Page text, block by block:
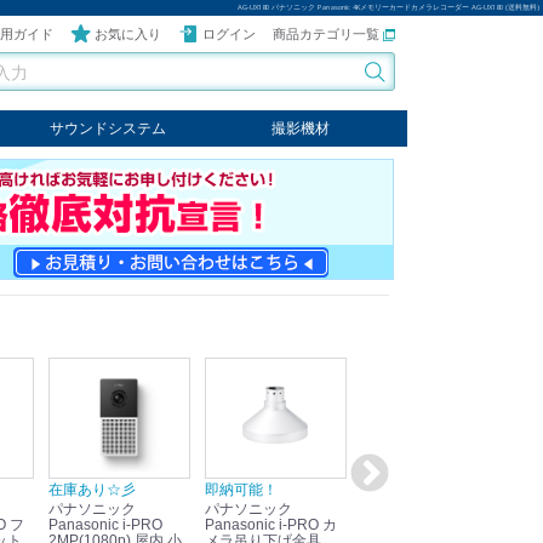
AG-UX180 パナソニック Panasonic 4Kメモリーカードカメラレコーダー AG-UX180 (送料無料)
ガイド お気に入り ログイン 商品カテゴリ一覧
サウンドシステム
音響機器
輸入オーディオ
楽器
ケーブル
撮影機材
ビデオライト
クールライト
LEDライト
スタンド
写真関連商品
スタジオセット商品
オプション
在庫あり☆彡
パナソニック
Panasonic i-PRO
即納可能！
パナソニック
Panasonic i-PRO カ